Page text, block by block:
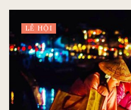
LỄ HỘI